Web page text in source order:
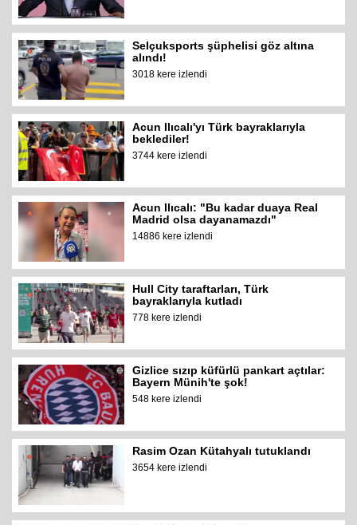
Selçuksports şüphelisi göz altına
alındı!
3018 kere izlendi
Acun Ilıcalı'yı Türk bayraklarıyla
beklediler!
3744 kere izlendi
Acun Ilıcalı: "Bu kadar duaya Real
Madrid olsa dayanamazdı"
14886 kere izlendi
Hull City taraftarları, Türk
bayraklarıyla kutladı
778 kere izlendi
Gizlice sızıp küfürlü pankart açtılar:
Bayern Münih'te şok!
548 kere izlendi
Rasim Ozan Kütahyalı tutuklandı
3654 kere izlendi